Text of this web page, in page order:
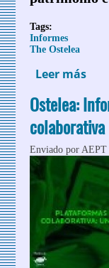
Tags:
Informes
The Ostelea
Leer más
Ostelea:
colaborativa
Enviado porAEPT